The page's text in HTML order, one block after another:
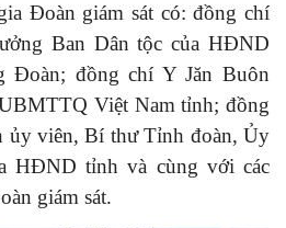
Đoàn giám sát có: đồng chí
Ban Dân tộc của HĐND
Đoàn; đồng chí Y Jăn Buôn
Việt Nam tỉnh; đồng
ủy viên, Bí thư Tỉnh đoàn, Ủy
HĐND tỉnh và cùng với các
giám sát.